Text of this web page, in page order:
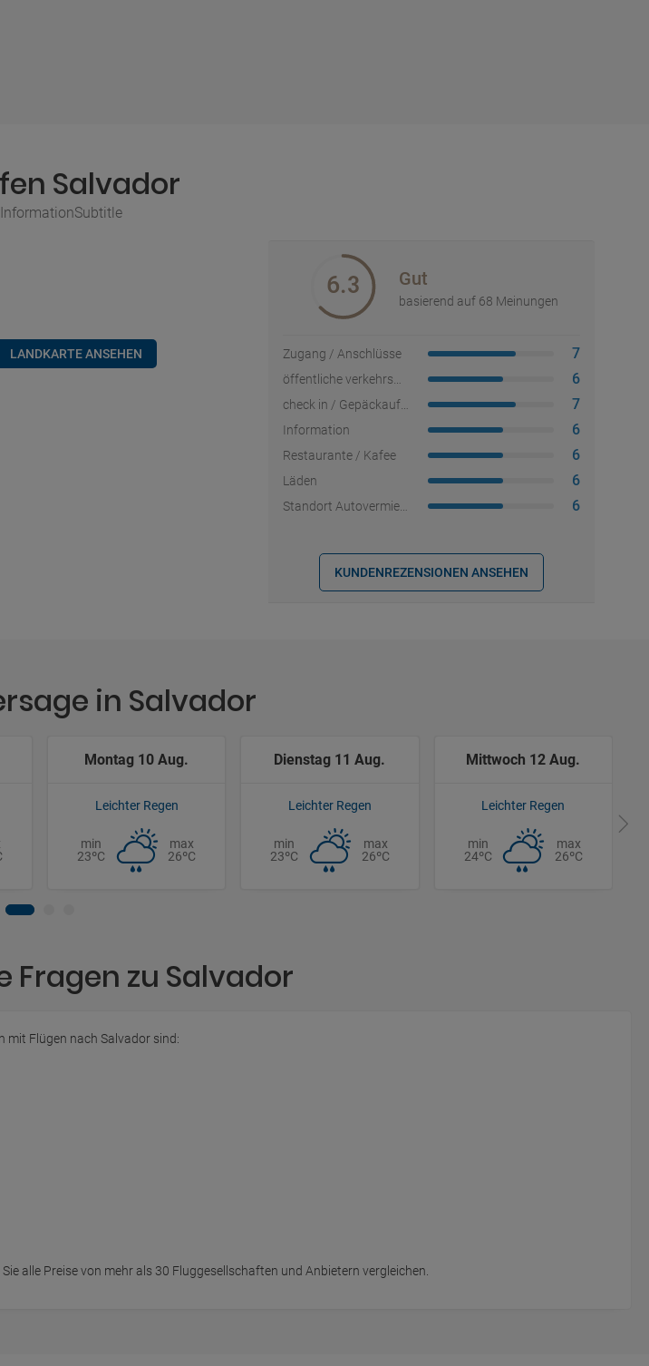
Salvador
LANDKARTE ANSEHEN
6.3 Gut
basierend auf 68 Meinungen
Zugang / Anschlüsse 7
6
7
Information 6
Restaurante / Kafee 6
Läden 6
6
KUNDENREZENSIONEN ANSEHEN
in Salvador
Montag 10 Aug.
Leichter Regen
min
23ºC
max
26ºC
Dienstag 11 Aug.
Leichter Regen
min
23ºC
max
26ºC
Mittwoch 12 Aug.
Leichter Regen
min
24ºC
max
26ºC
Fragen zu Salvador
mit Flügen nach Salvador sind:
alle Preise von mehr als 30 Fluggesellschaften und Anbietern vergleichen.